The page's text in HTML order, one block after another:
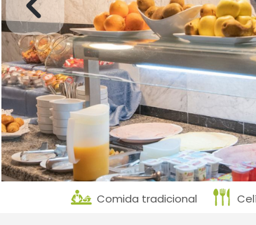
Comida tradicional